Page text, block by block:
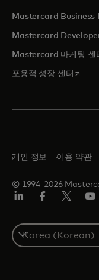
Mastercard Business
Mastercard
Mastercard 마케팅 센
포용적 성장 센터 새 탭
© 1994-2026
개인 정보 이용 약관
S
e
In
ook
터/
X
브